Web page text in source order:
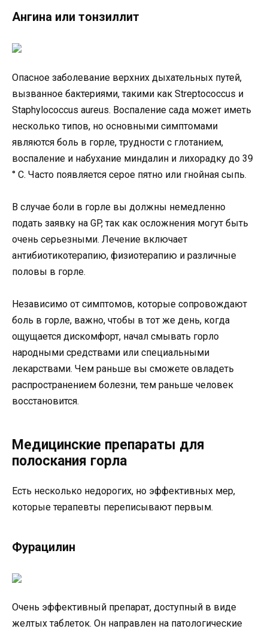
Ангина или тонзиллит
Опасное заболевание верхних дыхательных путей,
вызванное бактериями, такими как Streptococcus и
Staphylococcus aureus. Воспаление сада может иметь
несколько типов, но основными симптомами
являются боль в горле, трудности с глотанием,
воспаление и набухание миндалин и лихорадку до 39
° C. Часто появляется серое пятно или гнойная сыпь.
В случае боли в горле вы должны немедленно
подать заявку на GP, так как осложнения могут быть
очень серьезными. Лечение включает
антибиотикотерапию, физиотерапию и различные
половы в горле.
Независимо от симптомов, которые сопровождают
боль в горле, важно, чтобы в тот же день, когда
ощущается дискомфорт, начал смывать горло
народными средствами или специальными
лекарствами. Чем раньше вы сможете овладеть
распространением болезни, тем раньше человек
восстановится.
Медицинские препараты для
полоскания горла
Есть несколько недорогих, но эффективных мер,
которые терапевты переписывают первым.
Фурацилин
Очень эффективный препарат, доступный в виде
желтых таблеток. Он направлен на патологические